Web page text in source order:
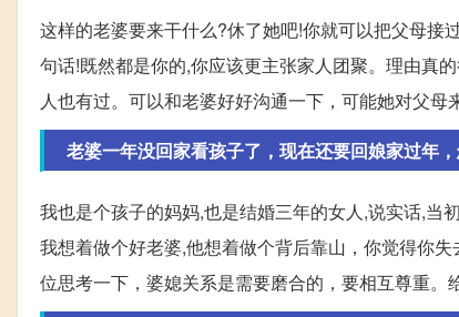
这样的老婆要来干什么?休了她吧!你就可以把父母接
句话!既然都是你的,你应该更主张家人团聚。理由真
人也有过。可以和老婆好好沟通一下，可能她对父母
老婆一年没回家看孩子了，现在还要回娘家过年
我也是个孩子的妈妈,也是结婚三年的女人,说实话,当
我想着做个好老婆,他想着做个背后靠山，你觉得你
位思考一下，婆媳关系是需要磨合的，要相互尊重。